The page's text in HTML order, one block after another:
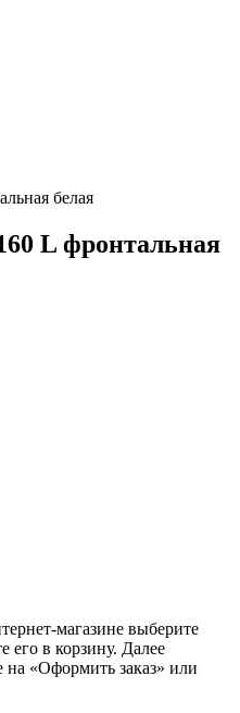
белая
L фронтальная
магазине выберите
его в корзину. Далее
«Оформить заказ» или